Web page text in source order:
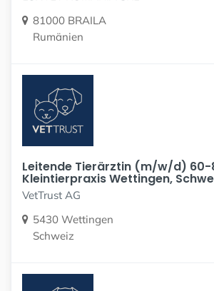
81000 BRAILA
Rumänien
Leitende Tierärztin (m/w/d) 60-
Kleintierpraxis Wettingen,
VetTrust AG
5430 Wettingen
Schweiz